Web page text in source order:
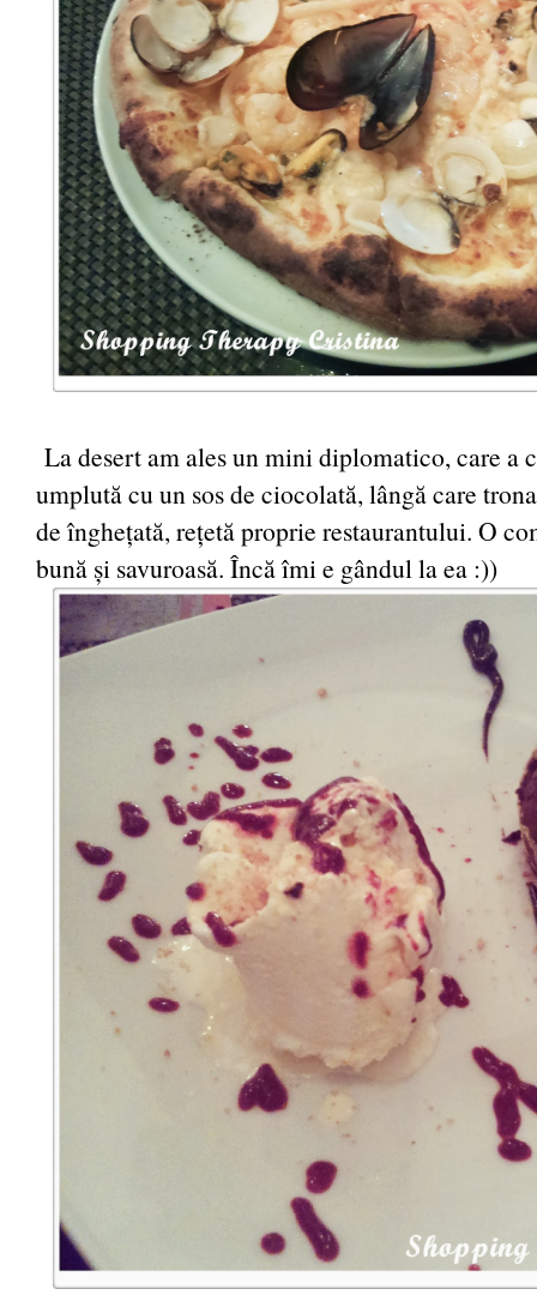
La desert am ales un mini diplomatico, care a
umplută cu un sos de ciocolată, lângă care
de înghețată, rețetă proprie restaurantului. O
bună și savuroasă. Încă îmi e gândul la ea :))